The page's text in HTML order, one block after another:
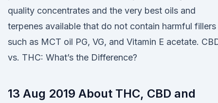
quality concentrates and the very best oils and
terpenes available that do not contain harmful fillers
such as MCT oil PG, VG, and Vitamin E acetate.
vs. THC: What’s the Difference?
13 Aug 2019 About THC, CBD and